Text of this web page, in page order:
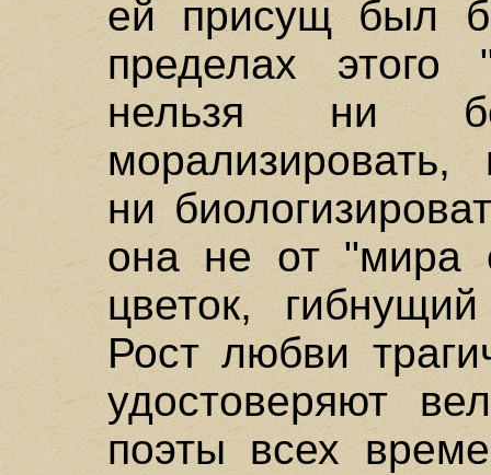
ей присущ был
пределах
нельзя ни
морализировать,
ни
она не от "мира
цветок,
Рост любви
удостоверяют
поэты всех